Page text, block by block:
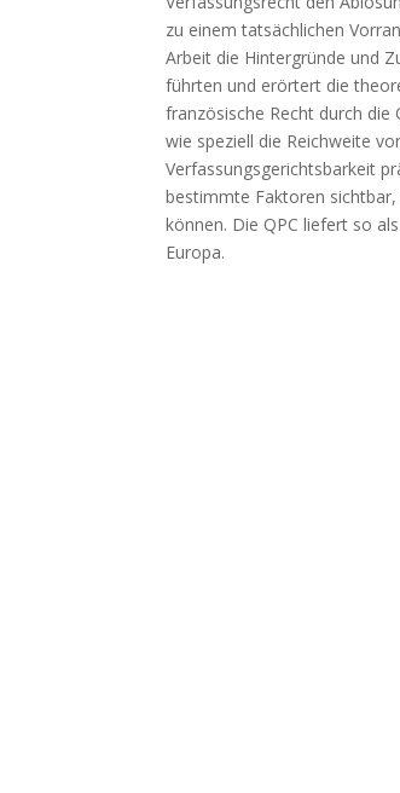
zu einem tatsächlichen
Arbeit die Hintergründe und
führten und erörtert die
französische Recht durch die
wie speziell die Reichweite
Verfassungsgerichtsbarkeit
bestimmte Faktoren
können. Die QPC liefert so
Europa.